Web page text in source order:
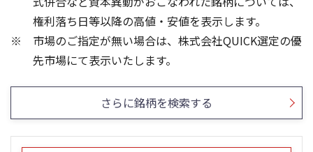
25/12
25/10
25/08
25/06
25/04 24/01
23/01
22/01
21/01
20
権利落ち日等以降の高値・安値を表示します。
市場のご指定が無い場合は、株式会社QUICK選定の優
先市場にて表示いたします。
さらに銘柄を検索する